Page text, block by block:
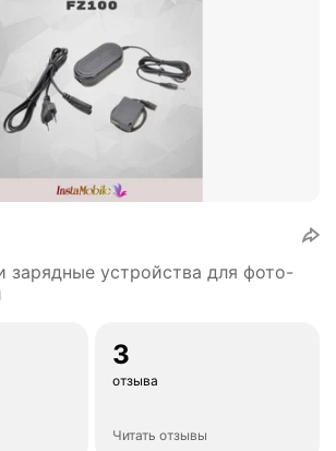
зарядные устройства для фото-
3
отзыва
Читать отзывы